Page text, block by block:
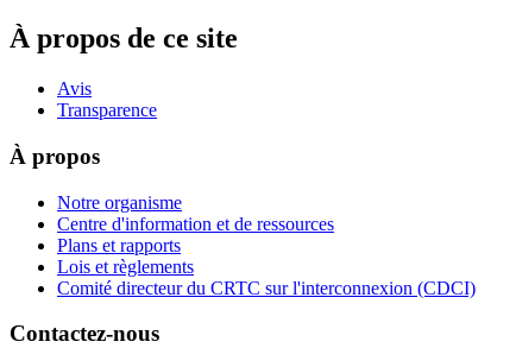
À propos de ce site
Avis
Transparence
À propos
Notre organisme
Centre d'information et de ressources
Plans et rapports
Lois et règlements
Comité directeur du CRTC sur l'interconnexion (CDCI)
Contactez-nous